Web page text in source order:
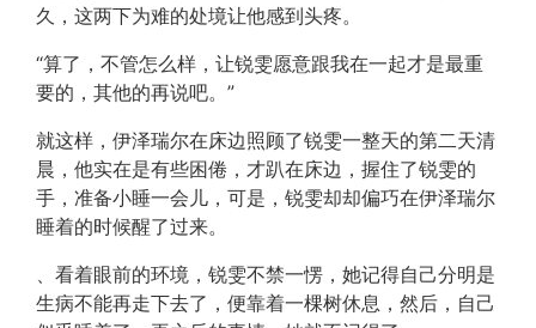
久，这两下为难的处境让他感到头疼。
“算了，不管怎么样，让锐雯愿意跟我在一起才是最重
要的，其他的再说吧。”
就这样，伊泽瑞尔在床边照顾了锐雯一整天的第二天清
晨，他实在是有些困倦，才趴在床边，握住了锐雯的
手，准备小睡一会儿，可是，锐雯却却偏巧在伊泽瑞尔
睡着的时候醒了过来。
、看着眼前的环境，锐雯不禁一愣，她记得自己分明是
生病不能再走下去了，便靠着一棵树休息，然后，自己